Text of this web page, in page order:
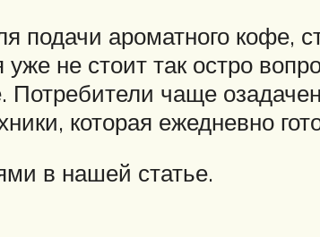
подачи ароматного кофе,
не стоит так остро
чаще
которая ежедневно
в нашей статье.